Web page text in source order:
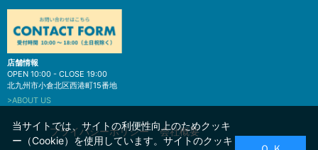
店舗情報
OPEN 10:00 - CLOSE 19:00
北九州市小倉北区西港町15番地
>ABOUT US
プライバシーポリシー 会社概要
当サイトでは、サイトの利便性向上のためクッキ
ー（Cookie）を使用しています。サイトのクッキ